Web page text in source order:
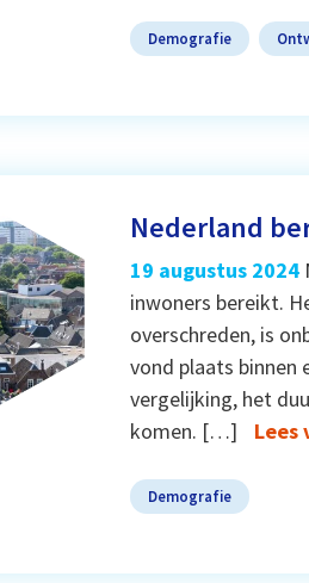
Demografie
Nederland
19 augustus 2024
inwoners bereikt.
overschreden, is
vond plaats binnen
vergelijking, het
komen. […]
Lees
Demografie